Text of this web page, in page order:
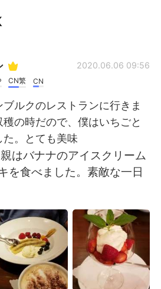
简体中文
Español
Deutsch
한국어
CN繁 CN
2020.06.06 09:56
ルクのレストランに行きま
の時だので、僕はいちごと
。とても美味
はバナナのアイスクリーム
を食べました。素敵な一日